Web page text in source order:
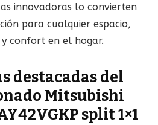
innovadoras lo convierten
para cualquier espacio,
confort en el hogar.
destacadas del
Mitsubishi
split 1×1